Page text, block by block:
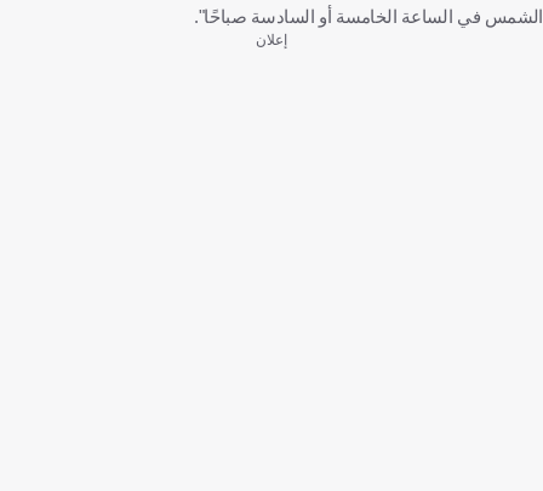
الشمس في الساعة الخامسة أو السادسة صباحًا".
إعلان